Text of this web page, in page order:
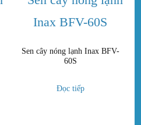
Sen cây nóng lạnh Inax BFV-
60S
Đọc tiếp